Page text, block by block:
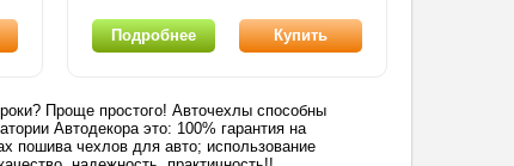
Подробнее Купить
Проще простого! Авточехлы способны
Автодекора это: 100% гарантия на
пошива чехлов для авто; использование